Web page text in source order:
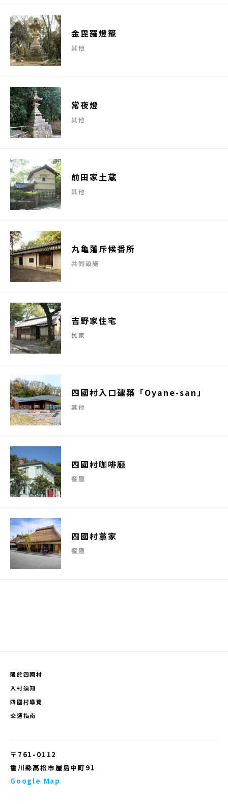
金毘羅燈籠
其他
常夜燈
其他
前田家土蔵
其他
丸亀藩斥候番所
共同設施
吉野家住宅
民家
四國村入口建築「Oyane-san」
其他
四國村咖啡廳
餐廳
四國村藁家
餐廳
關於四國村
入村須知
四國村導覽
交通指南
〒761-0112
香川縣高松市屋島中町91
Google Map